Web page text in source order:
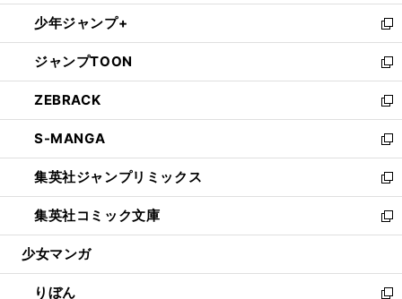
開
く
ウ
で
開
く
ン
ド
ウ
で
開
く
ウ
ィ
ン
ド
ウ
で
開
く
し
い
ウ
ィ
ン
ド
ウ
で
開
く
少年ジャンプ+
新
し
い
ウ
ィ
ン
ド
ウ
で
開
く
ジャンプTOON
新
し
い
ウ
ィ
ン
ド
ウ
で
開
ZEBRACK
新
し
い
ウ
ィ
ン
ド
ウ
開
く
S-MANGA
新
し
い
ウ
ィ
ン
ウ
で
集英社ジャンプリミックス
新
し
い
ウ
ン
ド
集英社コミック文庫
新
し
ウ
ィ
少女マンガ
りぼん